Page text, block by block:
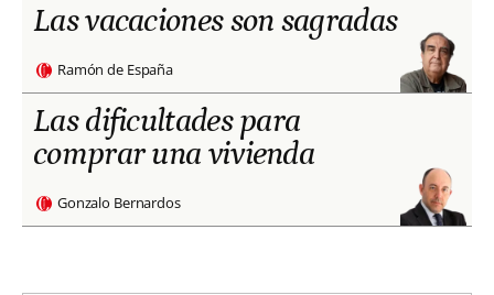
Las vacaciones son sagradas
Ramón de España
Las dificultades para
comprar una vivienda
Gonzalo Bernardos